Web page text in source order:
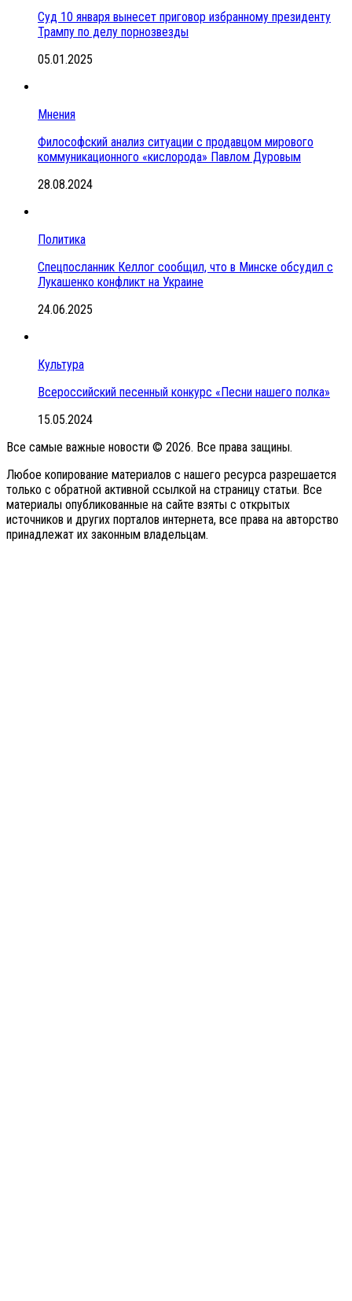
Суд 10 января вынесет приговор избранному президенту
Трампу по делу порнозвезды
05.01.2025
Мнения
Философский анализ ситуации с продавцом мирового
коммуникационного «кислорода» Павлом Дуровым
28.08.2024
Политика
Спецпосланник Келлог сообщил, что в Минске обсудил с
Лукашенко конфликт на Украине
24.06.2025
Культура
Всероссийский песенный конкурс «Песни нашего полка»
15.05.2024
Все самые важные новости © 2026. Все права защины.
Любое копирование материалов с нашего ресурса разрешается
только с обратной активной ссылкой на страницу статьи. Все
материалы опубликованные на сайте взяты с открытых
источников и других порталов интернета, все права на авторство
принадлежат их законным владельцам.